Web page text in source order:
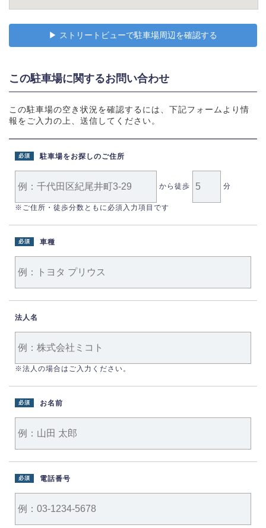
▶︎ ストリートビューで駐車場周辺を確認する
この駐車場に関するお問い合わせ
この駐車場の空き状況を確認するには、下記フォームより情
報をご入力の上、送信してください。
駐車場をお探しのご住所
必須
から徒歩 分
※ご住所・徒歩分数ともに必須入力項目です
車種
必須
法人名
※法人の場合はご入力ください。
お名前
必須
電話番号
必須